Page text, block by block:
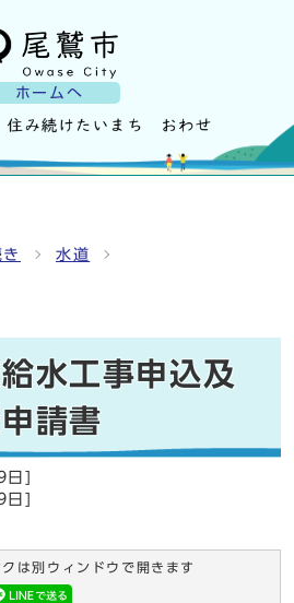
ホームへ
水道
水工事申込及
請書
は別ウィンドウで開きます